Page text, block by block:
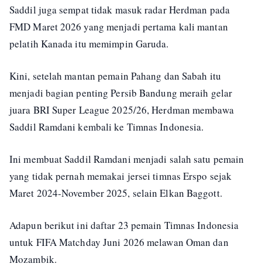
Saddil juga sempat tidak masuk radar Herdman pada
FMD Maret 2026 yang menjadi pertama kali mantan
pelatih Kanada itu memimpin Garuda.
Kini, setelah mantan pemain Pahang dan Sabah itu
menjadi bagian penting Persib Bandung meraih gelar
juara BRI Super League 2025/26, Herdman membawa
Saddil Ramdani kembali ke Timnas Indonesia.
Ini membuat Saddil Ramdani menjadi salah satu pemain
yang tidak pernah memakai jersei timnas Erspo sejak
Maret 2024-November 2025, selain Elkan Baggott.
Adapun berikut ini daftar 23 pemain Timnas Indonesia
untuk FIFA Matchday Juni 2026 melawan Oman dan
Mozambik.